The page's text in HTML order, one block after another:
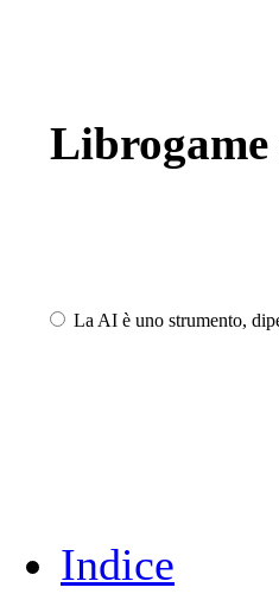
La AI è uno strumento,
Indice